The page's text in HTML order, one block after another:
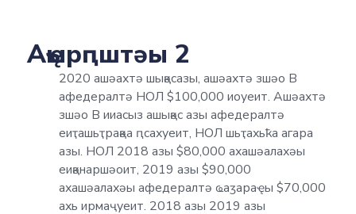
Аҿырԥштәы 2
2020 ашәахтә шықәсазы, ашәахтә зшәо В
афедералтә НОЛ $100,000 иоуеит. Ашәахтә
зшәо В ииасыз ашықәс азы афедералтә
еиҭашьҭрақәа ԥсахуеит, НОЛ шьҭахьҟа агара
азы. НОЛ 2018 азы $80,000 ахашәалахәы
еиқәнаршәоит, 2019 азы $90,000
ахашәалахәы афедералтә ҩаӡараҿы $70,000
ахь ирмаҷуеит. 2018 азы 2019 азы